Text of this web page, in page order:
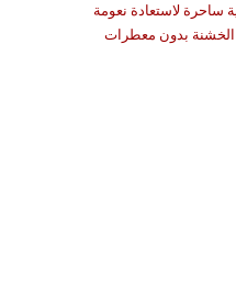
ساحرة لاستعادة نعومة
بدون معطرات